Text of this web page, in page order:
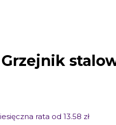
rata od 13.58 zł